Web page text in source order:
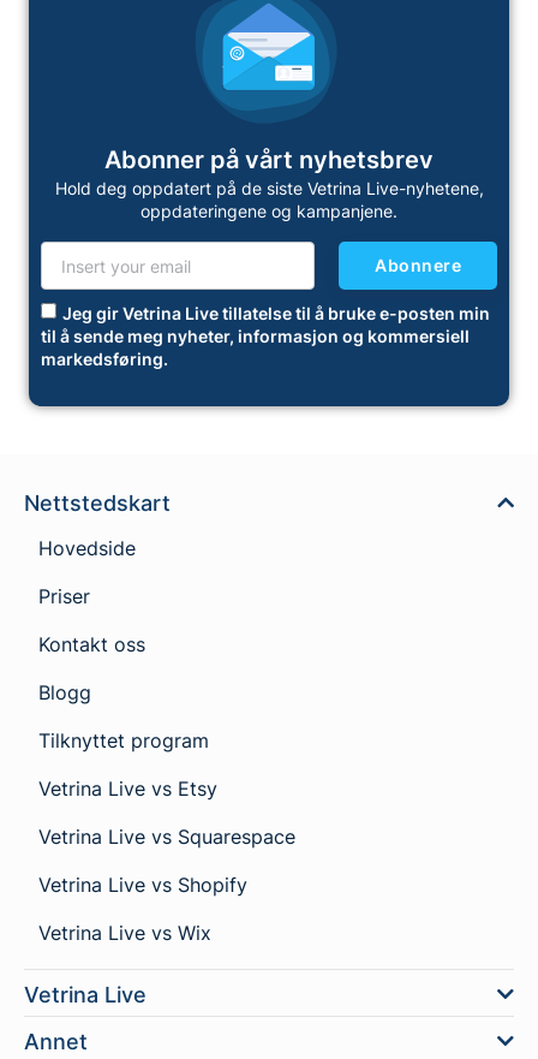
Abonner på vårt nyhetsbrev
Hold deg oppdatert på de siste Vetrina Live-nyhetene,
oppdateringene og kampanjene.
Jeg gir Vetrina Live tillatelse til å bruke e-posten min
til å sende meg nyheter, informasjon og kommersiell
markedsføring.
Abonnere
Nettstedskart
Hovedside
Priser
Kontakt oss
Blogg
Tilknyttet program
Vetrina Live vs Etsy
Vetrina Live vs Squarespace
Vetrina Live vs Shopify
Vetrina Live vs Wix
Vetrina Live
Annet